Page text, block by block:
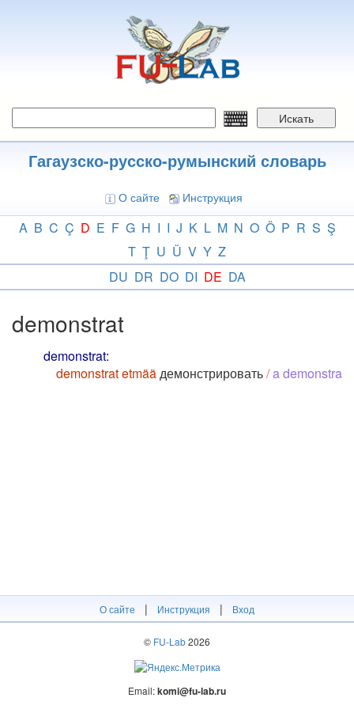
Искать
Гагаузско-русско-румынский словарь
О сайте Инструкция
A B C Ç D E F G H I I J K L M N O Ö P R S Ş
T Ţ U Ü V Y Z
DU DR DO DI DE DA
demonstrat
demonstrat:
demonstrat etmääдемонстрировать/a demonstra
О сайте | Инструкция | Вход
© FU-Lab2026
Email:komi@fu-lab.ru